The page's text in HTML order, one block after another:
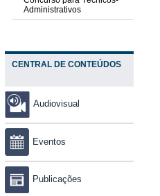
Administrativos
CENTRAL DE CONTEÚDOS
Audiovisual
Eventos
Publicações